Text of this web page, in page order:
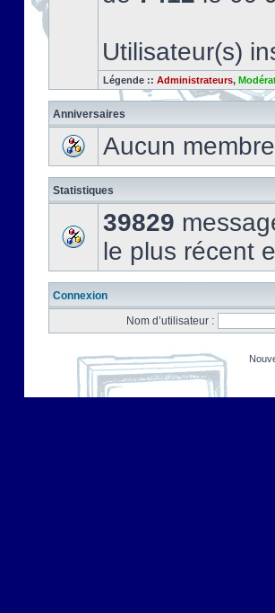
Utilisateur(s)
Légende :: Administrateurs,
Anniversaires
Aucun
Statistiques
39829
le plus récent
Connexion
Nom d’utilisateur :